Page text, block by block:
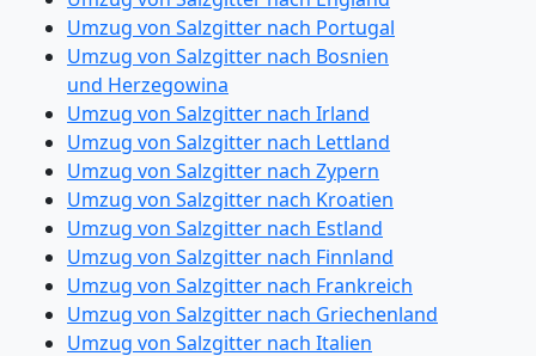
Umzug von Salzgitter nach Portugal
Umzug von Salzgitter nach Bosnien
und Herzegowina
Umzug von Salzgitter nach Irland
Umzug von Salzgitter nach Lettland
Umzug von Salzgitter nach Zypern
Umzug von Salzgitter nach Kroatien
Umzug von Salzgitter nach Estland
Umzug von Salzgitter nach Finnland
Umzug von Salzgitter nach Frankreich
Umzug von Salzgitter nach Griechenland
Umzug von Salzgitter nach Italien